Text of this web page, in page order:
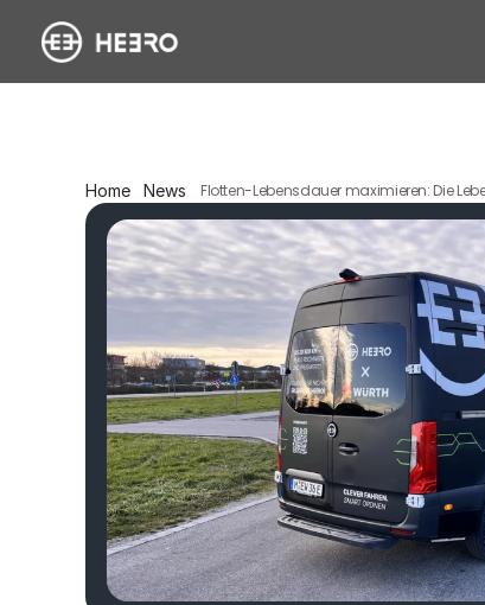
Home News Flotten-Lebensdauer maximieren: Die